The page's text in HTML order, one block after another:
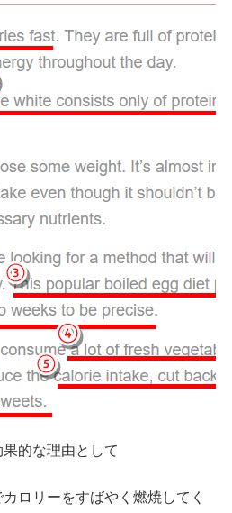
的な理由として
ロリーをすばやく燃焼してく